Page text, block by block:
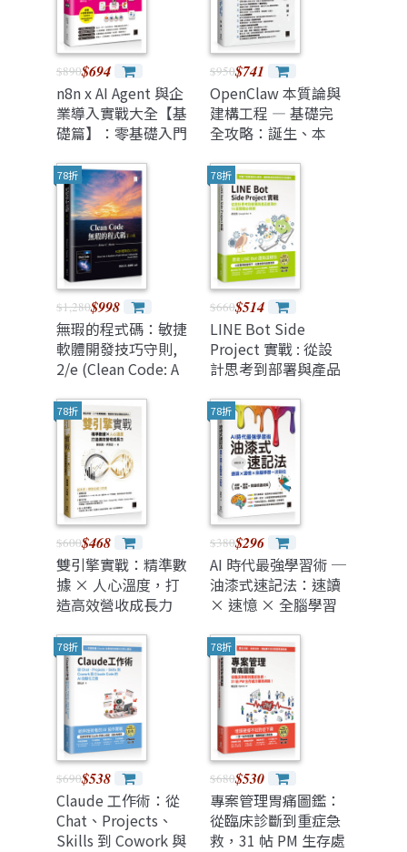
$890$694
n8n x AI Agent 與企
業導入實戰大全【基
礎篇】：零基礎入門
工作流程設計 x 商業
專題實作
$950$741
OpenClaw 本質論與
建構工程 — 基礎完
全攻略：誕生、本
定、控管、安全性
78折
$1,280$998
無瑕的程式碼：敏捷
軟體開發技巧守則,
2/e (Clean Code: A
Software
Craftsmanship, 2/e)
78折
$660$514
LINE Bot Side
Project 實戰 : 從設
計思考到部署與產品
課（iThome鐵人賽
系列書）
78折
$600$468
雙引擎實戰：精準數
據 × 人心溫度，打
造高效營收成長力
78折
$380$296
AI 時代最強學習術 ─
油漆式速記法：速讀
× 速憶 × 全腦學習
78折
$690$538
Claude 工作術：從
Chat、Projects、
Skills 到 Cowork 與
78折
$680$530
專案管理胃痛圖鑑：
從臨床診斷到重症急
救，31 帖 PM 生存處